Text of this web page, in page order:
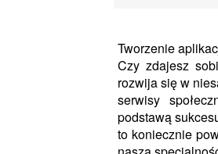
Tworzenie
Czy zdajesz
rozwija się w
serwisy
podstawą
to koniecznie